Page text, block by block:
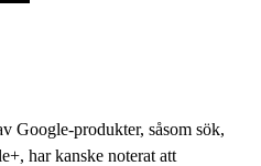
Google-produkter, såsom sök,
har kanske noterat att